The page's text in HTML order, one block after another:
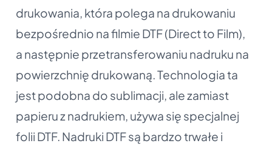
drukowania, która polega na drukowaniu
bezpośrednio na filmie DTF (Direct to Film),
a następnie przetransferowaniu nadruku na
powierzchnię drukowaną. Technologia ta
jest podobna do sublimacji, ale zamiast
papieru z nadrukiem, używa się specjalnej
folii DTF. Nadruki DTF są bardzo trwałe i